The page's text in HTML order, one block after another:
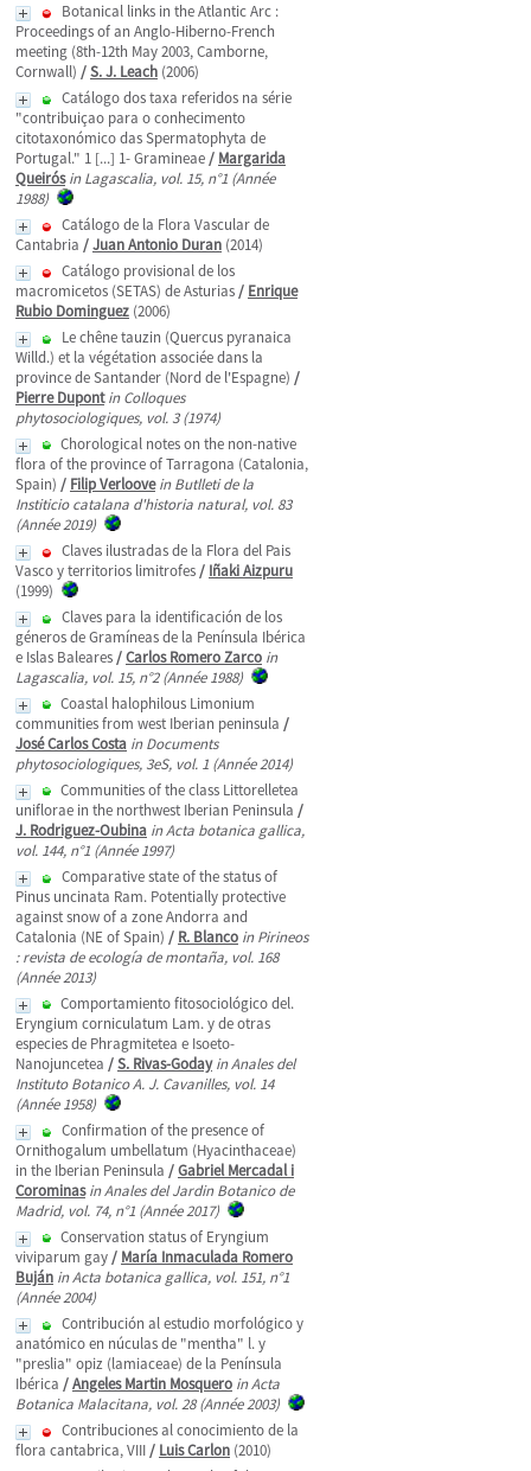
Botanical links in the Atlantic Arc :
Proceedings of an Anglo-Hiberno-French
meeting (8th-12th May 2003, Camborne,
Cornwall) /S. J. Leach (2006)
Catálogo dos taxa referidos na série
"contribuiçao para o conhecimento
citotaxonómico das Spermatophyta de
Portugal." 1 [...] 1- Gramineae/ Margarida
Queirós in Lagascalia, vol. 15, n°1 (Année
1988)
Catálogo de la Flora Vascular de
Cantabria /Juan Antonio Duran (2014)
Catálogo provisional de los
macromicetos (SETAS) de Asturias/ Enrique
Rubio Dominguez (2006)
Le chêne tauzin (Quercus pyranaica
Willd.) et la végétation associée dans la
province de Santander (Nord de l'Espagne) /
Pierre Dupont in Colloques
phytosociologiques, vol. 3 (1974)
Chorological notes on the non-native
flora of the province of Tarragona (Catalonia,
Spain) / Filip Verloove in Butlleti de la
Institicio catalana d'historia natural, vol. 83
(Année 2019)
Claves ilustradas de la Flora del Pais
Vasco y territorios limitrofes/ Iñaki Aizpuru
(1999)
Claves para la identificación de los
géneros de Gramíneas de la Península Ibérica
e Islas Baleares/Carlos Romero Zarco in
Lagascalia, vol. 15, n°2 (Année 1988)
Coastal halophilous Limonium
communities from west Iberian peninsula /
José Carlos Costa in Documents
phytosociologiques, 3eS, vol. 1 (Année 2014)
Communities of the class Littorelletea
uniflorae in the northwest Iberian Peninsula /
J. Rodriguez-Oubina in Acta botanica gallica,
vol. 144, n°1 (Année 1997)
Comparative state of the status of
Pinus uncinata Ram. Potentially protective
against snow of a zone Andorra and
Catalonia (NE of Spain) / R. Blanco in Pirineos
: revista de ecología de montaña, vol. 168
(Année 2013)
Comportamiento fitosociológico del.
Eryngium corniculatum Lam. y de otras
especies de Phragmitetea e Isoeto-
Nanojuncetea /S. Rivas-Goday in Anales del
Instituto Botanico A. J. Cavanilles, vol. 14
(Année 1958)
Confirmation of the presence of
Ornithogalum umbellatum (Hyacinthaceae)
in the Iberian Peninsula /Gabriel Mercadal i
Corominas in Anales del Jardin Botanico de
Madrid, vol. 74, n°1 (Année 2017)
Conservation status of Eryngium
viviparum gay/ María Inmaculada Romero
Buján in Acta botanica gallica, vol. 151, n°1
(Année 2004)
Contribución al estudio morfológico y
anatómico en núculas de "mentha" l. y
"preslia" opiz (lamiaceae) de la Península
Ibérica /Angeles Martin Mosquero in Acta
Botanica Malacitana, vol. 28 (Année 2003)
Contribuciones al conocimiento de la
flora cantabrica, VIII/ Luis Carlon (2010)